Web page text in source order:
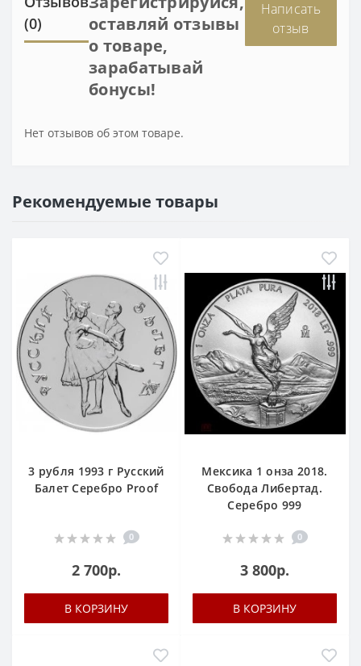
(0)
оставляй отзывы
о товаре,
зарабатывай
бонусы!
Написать
отзыв
Нет отзывов об этом товаре.
Рекомендуемые товары
3 рубля 1993 г Русский
Балет Серебро Proof
0
2 700р.
В КОРЗИНУ
Мексика 1 онза 2018.
Свобода Либертад.
Серебро 999
0
3 800р.
В КОРЗИНУ